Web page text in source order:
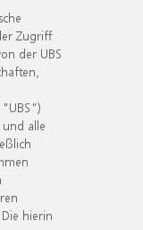
Zugriff
der UBS
alle
hierin